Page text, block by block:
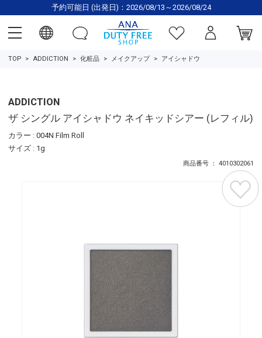
予約可能日 (出発日)：2026/08/13～2026/08/24
TOP ADDICTION 化粧品 メイクアップ アイシャドウ
ADDICTION
ザ シングル アイシャドウ ネイキッドシアー (レフィル)
カラー : 004N Film Roll
サイズ : 1g
商品番号 ： 4010302061